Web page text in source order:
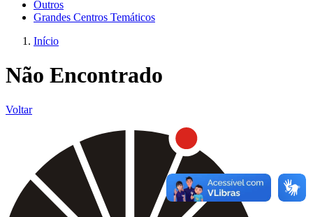
Outros
Grandes Centros Temáticos
Início
Não Encontrado
Voltar